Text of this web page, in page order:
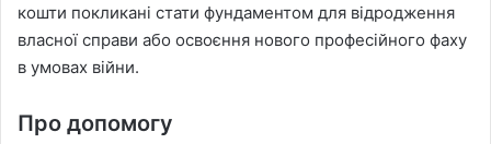
кошти покликані стати фундаментом для відродження
власної справи або освоєння нового професійного фаху
в умовах війни.
Про допомогу